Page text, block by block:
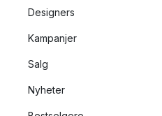
Designers
Kampanjer
Salg
Nyheter